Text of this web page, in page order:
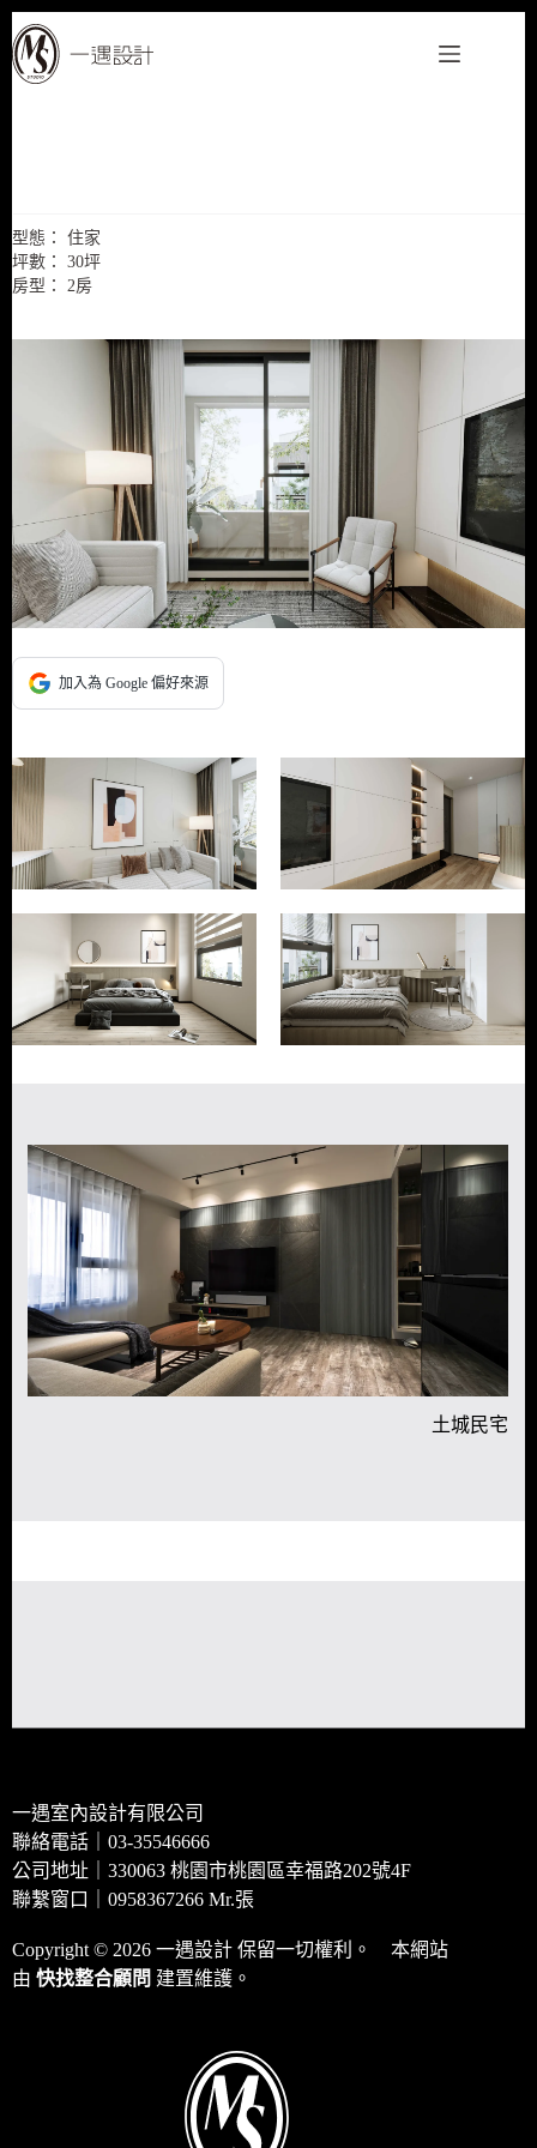
跳
至
主
型態： 住家
坪數： 30坪
房型： 2房
加入為 Google 偏好來源
土城民宅
一遇室內設計有限公司
聯絡電話｜03-35546666
公司地址｜330063 桃園市桃園區幸福路202號4F
聯繫窗口｜0958367266 Mr.張
Copyright © 2026 一遇設計 保留一切權利。 本網站
由 快找整合顧問 建置維護。